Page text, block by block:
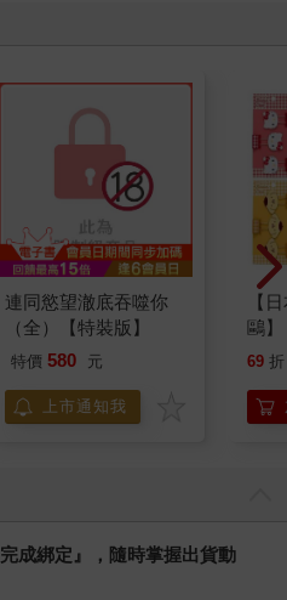
連同慾望澈底吞噬你
（全）【特裝版】
特價 580 元
上市通知我
【
鷗
(8款
企鵝
69 折
成綁定』，隨時掌握出貨動